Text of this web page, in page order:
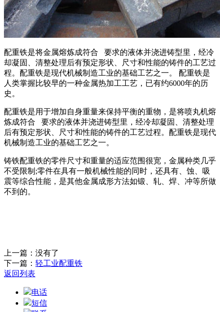
配重铁是将金属熔炼成符合 要求的液体并浇进铸型里，经冷
却凝固、清整处理后有预定形状、尺寸和性能的铸件的工艺过
程。配重铁是现代机械制造工业的基础工艺之一。 配重铁是
人类掌握比较早的一种金属热加工工艺，已有约6000年的历
史。
配重铁是用于增加自身重量来保持平衡的重物，是将喷丸机熔
炼成符合 要求的液体并浇进铸型里，经冷却凝固、清整处理
后有预定形状、尺寸和性能的铸件的工艺过程。配重铁是现代
机械制造工业的基础工艺之一。
铸铁配重铁的零件尺寸和重量的适应范围很宽，金属种类几乎
不受限制;零件在具有一般机械性能的同时，还具有、蚀、吸
震等综合性能，是其他金属成形方法如锻、轧、焊、冲等所做
不到的。
上一篇：没有了
下一篇： 轻工业配重铁
返回列表
电话
短信